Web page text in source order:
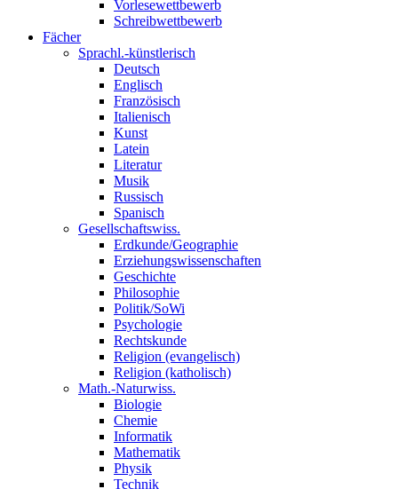
Vorlesewettbewerb
Schreibwettbewerb
Fächer
Sprachl.-künstlerisch
Deutsch
Englisch
Französisch
Italienisch
Kunst
Latein
Literatur
Musik
Russisch
Spanisch
Gesellschaftswiss.
Erdkunde/Geographie
Erziehungswissenschaften
Geschichte
Philosophie
Politik/SoWi
Psychologie
Rechtskunde
Religion (evangelisch)
Religion (katholisch)
Math.-Naturwiss.
Biologie
Chemie
Informatik
Mathematik
Physik
Technik